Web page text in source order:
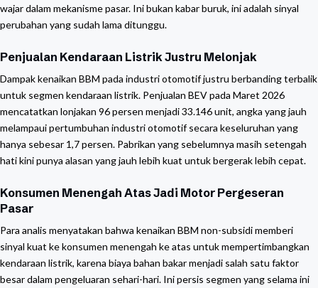
wajar dalam mekanisme pasar. Ini bukan kabar buruk, ini adalah sinyal
perubahan yang sudah lama ditunggu.
Penjualan Kendaraan Listrik Justru Melonjak
Dampak kenaikan BBM pada industri otomotif justru berbanding terbalik
untuk segmen kendaraan listrik. Penjualan BEV pada Maret 2026
mencatatkan lonjakan 96 persen menjadi 33.146 unit, angka yang jauh
melampaui pertumbuhan industri otomotif secara keseluruhan yang
hanya sebesar 1,7 persen. Pabrikan yang sebelumnya masih setengah
hati kini punya alasan yang jauh lebih kuat untuk bergerak lebih cepat.
Konsumen Menengah Atas Jadi Motor Pergeseran
Pasar
Para analis menyatakan bahwa kenaikan BBM non-subsidi memberi
sinyal kuat ke konsumen menengah ke atas untuk mempertimbangkan
kendaraan listrik, karena biaya bahan bakar menjadi salah satu faktor
besar dalam pengeluaran sehari-hari. Ini persis segmen yang selama ini